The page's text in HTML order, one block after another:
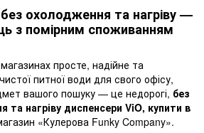
охолодження та нагріву —
з помірним споживанням
просте, надійне та
питної води для свого офісу,
вашого пошуку — це недорогі, без
та нагріву диспенсери ViO, купити в
«Кулерова Funky Company».